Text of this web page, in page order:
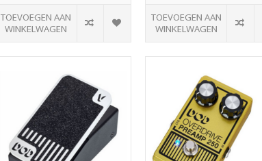
TOEVOEGEN AAN
WINKELWAGEN
TOEVOEGEN AAN
WINKELWAGEN